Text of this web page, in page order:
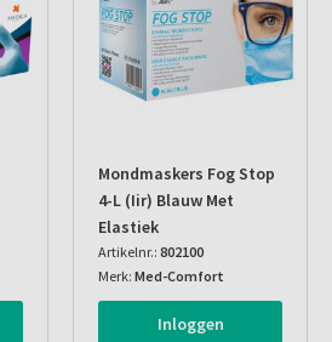
Mondmaskers Fog Stop
4-L (iir) Blauw Met
Elastiek
Artikelnr.: 802100
Merk: Med-Comfort
Inloggen